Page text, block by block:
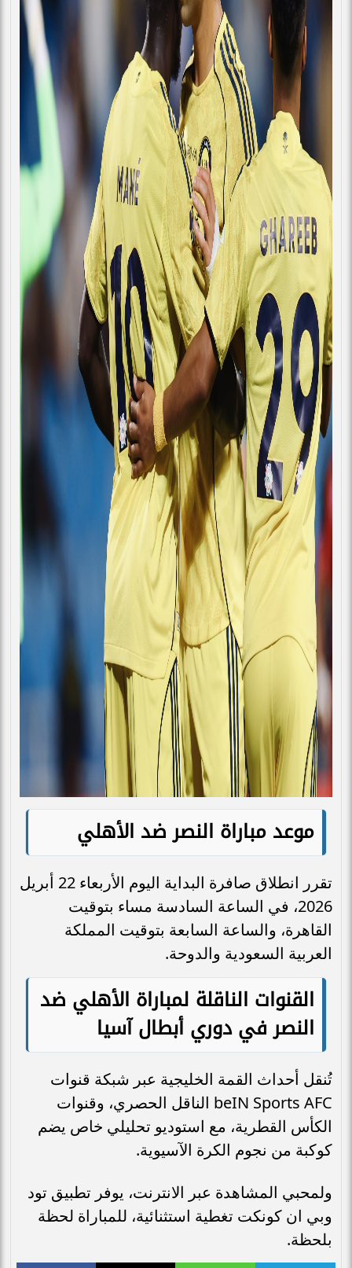
موعد مباراة النصر ضد الأهلي
تقرر انطلاق صافرة البداية اليوم الأربعاء 22 أبريل
2026، في الساعة السادسة مساء بتوقيت
القاهرة، والساعة السابعة بتوقيت المملكة
العربية السعودية والدوحة.
القنوات الناقلة لمباراة الأهلي ضد
النصر في دوري أبطال آسيا
تُنقل أحداث القمة الخليجية عبر شبكة قنوات
beIN Sports AFC الناقل الحصري، وقنوات
الكأس القطرية، مع استوديو تحليلي خاص يضم
كوكبة من نجوم الكرة الآسيوية.
ولمحبي المشاهدة عبر الانترنت، يوفر تطبيق تود
وبي ان كونكت تغطية استثنائية، للمباراة لحظة
بلحظة.